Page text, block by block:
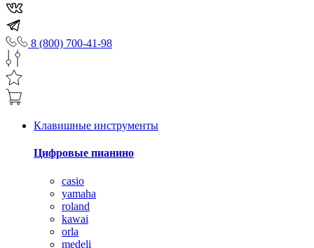
8 (800) 700-41-98
Клавишные инструменты
Цифровые пианино
casio
yamaha
roland
kawai
orla
medeli